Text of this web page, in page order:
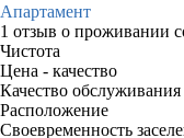
Апартамент
1 отзыв о проживании
Чистота
Цена - качество
Качество обслуживания
Расположение
Своевременность